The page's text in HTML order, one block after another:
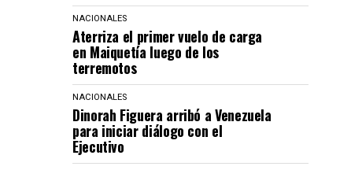
NACIONALES
Aterriza el primer vuelo de carga
en Maiquetía luego de los
terremotos
NACIONALES
Dinorah Figuera arribó a Venezuela
para iniciar diálogo con el
Ejecutivo